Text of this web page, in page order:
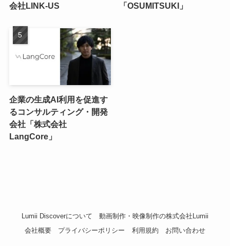
会社LINK-US
「OSUMITSUKI」
企業の生成AI利用を促進す
るコンサルティング・開発
会社「株式会社
LangCore」
Lumii Discoverについて
動画制作・映像制作の株式会社Lumii
会社概要
プライバシーポリシー 利用規約 お問い合わせ